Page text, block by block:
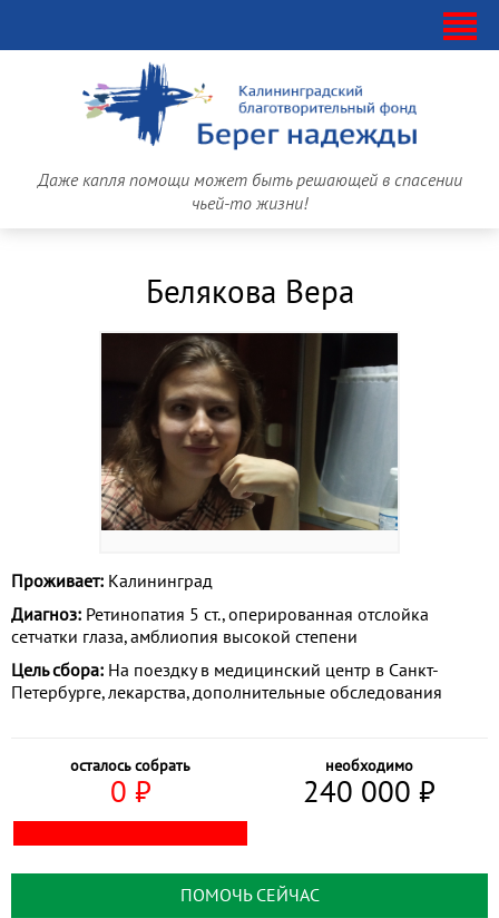
Даже капля помощи может быть решающей в спасении
чьей-то жизни!
Белякова Вера
Проживает: Калининград
Диагноз: Ретинопатия 5 ст., оперированная отслойка
сетчатки глаза, амблиопия высокой степени
Цель сбора: На поездку в медицинский центр в Санкт-
Петербурге, лекарства, дополнительные обследования
осталось собрать
0 ⃏
необходимо
240 000 ⃏
ПОМОЧЬ СЕЙЧАС